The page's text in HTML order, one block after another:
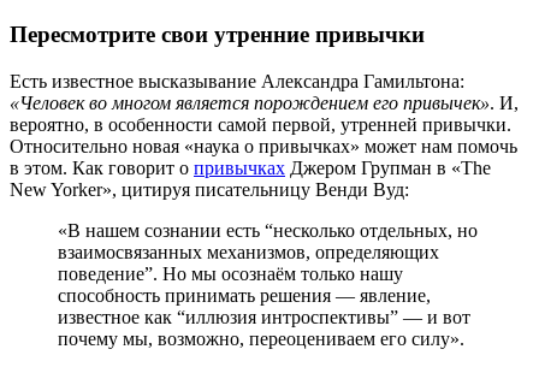
Пересмотрите свои утренние привычки
Есть известное высказывание Александра Гамильтона:
«Человек во многом является порождением его привычек». И,
вероятно, в особенности самой первой, утренней привычки.
Относительно новая «наука о привычках» может нам помочь
в этом. Как говорит о привычках Джером Групман в «The
New Yorker», цитируя писательницу Венди Вуд:
«В нашем сознании есть “несколько отдельных, но
взаимосвязанных механизмов, определяющих
поведение”. Но мы осознаём только нашу
способность принимать решения — явление,
известное как “иллюзия интроспективы” — и вот
почему мы, возможно, переоцениваем его силу».